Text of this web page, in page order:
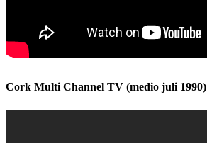
Cork Multi Channel TV (medio juli 1990)